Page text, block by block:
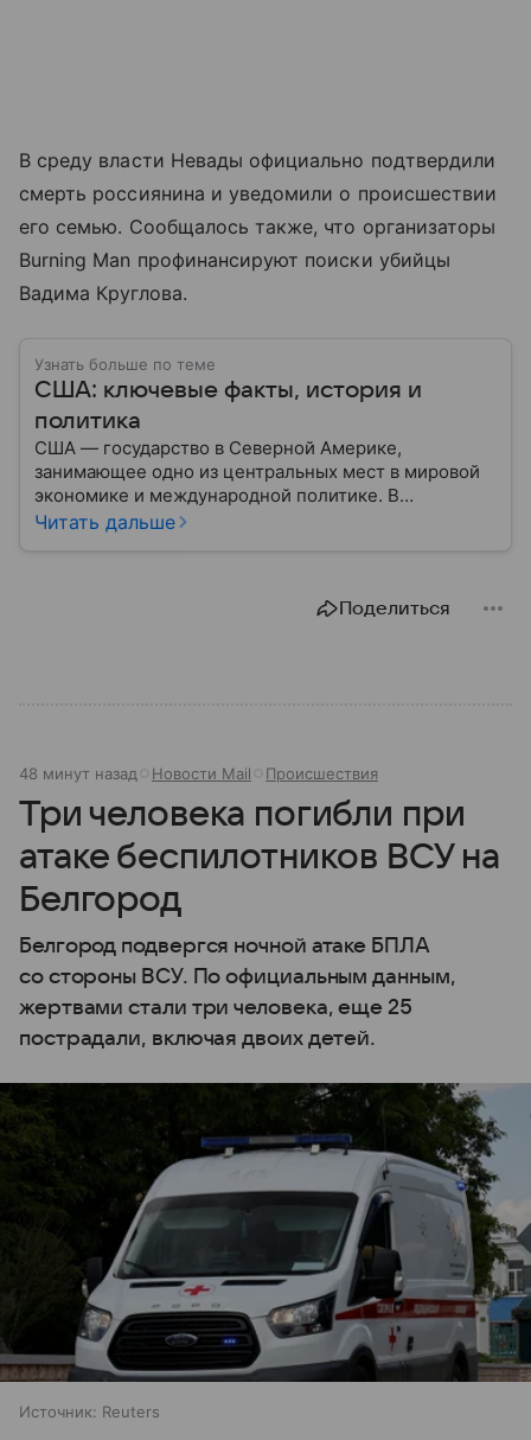
В среду власти Невады официально подтвердили
смерть россиянина и уведомили о происшествии
его семью. Сообщалось также, что организаторы
Burning Man профинансируют поиски убийцы
Вадима Круглова.
Узнать больше по теме
США: ключевые факты, история и
политика
США — государство в Северной Америке,
занимающее одно из центральных мест в мировой
экономике и международной политике. В
материале — основные сведения об этой стране.
Читать дальше
Поделиться
48 минут назад Новости Mail Происшествия
Три человека погибли при
атаке беспилотников ВСУ на
Белгород
Белгород подвергся ночной атаке БПЛА
со стороны ВСУ. По официальным данным,
жертвами стали три человека, еще 25
пострадали, включая двоих детей.
Источник: Reuters